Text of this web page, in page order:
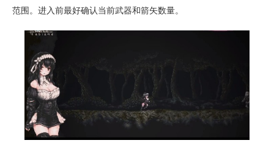
范围。进入前最好确认当前武器和箭矢数量。